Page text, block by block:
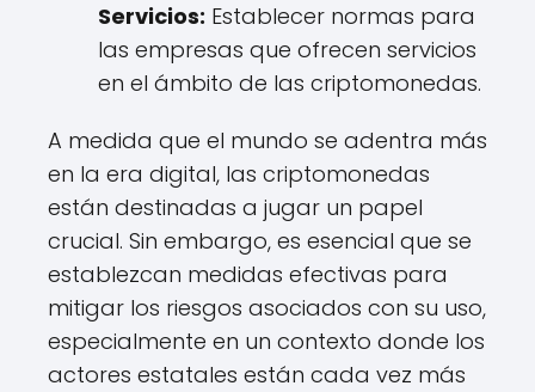
Servicios: Establecer normas para
las empresas que ofrecen servicios
en el ámbito de las criptomonedas.
A medida que el mundo se adentra más
en la era digital, las criptomonedas
están destinadas a jugar un papel
crucial. Sin embargo, es esencial que se
establezcan medidas efectivas para
mitigar los riesgos asociados con su uso,
especialmente en un contexto donde los
actores estatales están cada vez más